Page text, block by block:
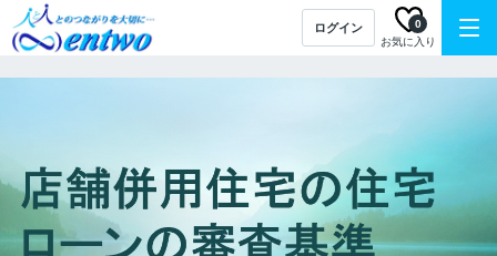
ログイン
お気に入り
0